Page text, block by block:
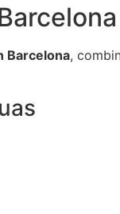
Barcelona,